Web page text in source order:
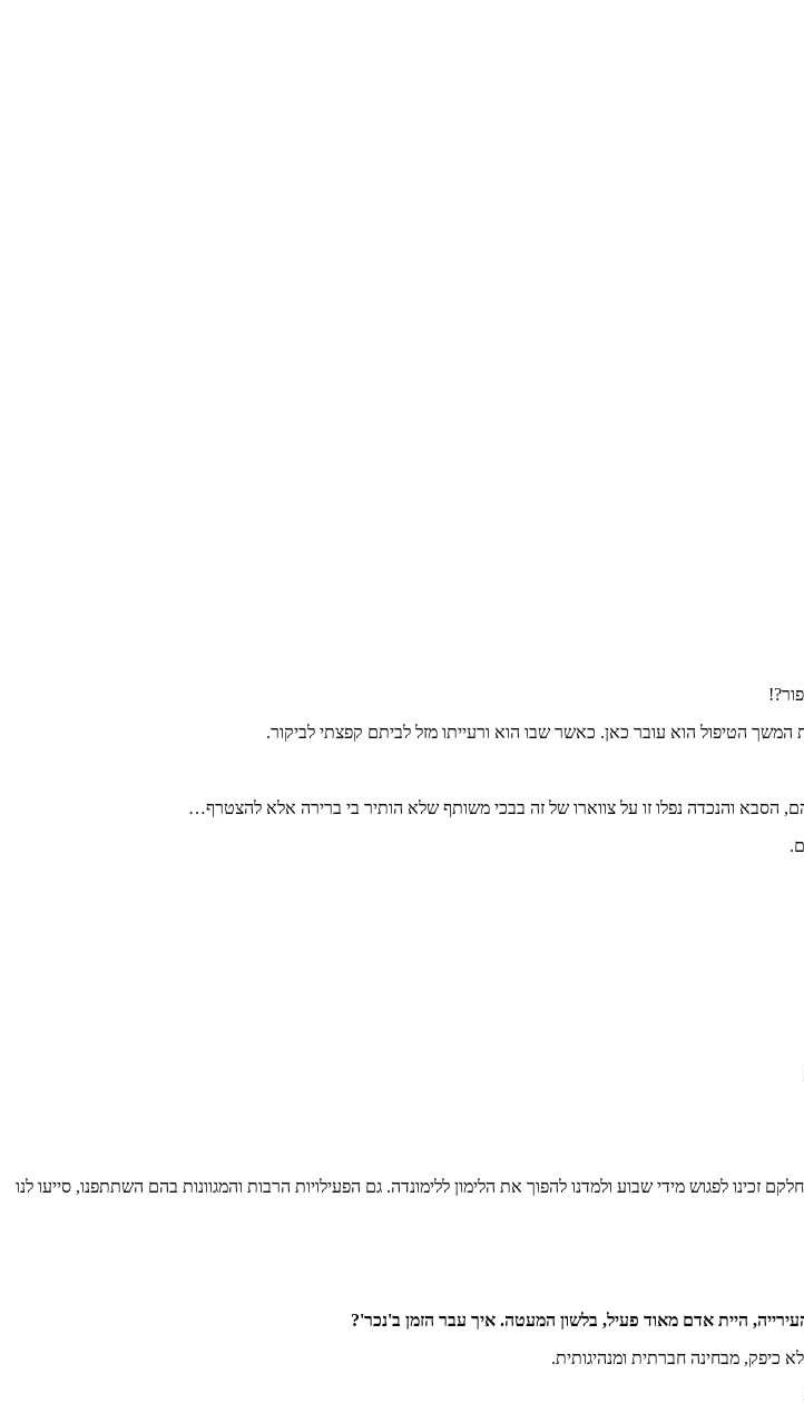
הטיפול הוא עובר כאן. כאשר שבו הוא ורעייתו מזל לביתם קפצתי לביקור.
הסבא והנכדה נפלו זו על צווארו של זה בבכי משותף שלא הותיר בי ברירה אלא להצטרף…
לפגוש מידי שבוע ולמדנו להפוך את הלימון ללימונדה. גם הפעילויות הרבות והמגוונות בהם השתתפנו, סייעו לנו
, היית אדם מאוד פעיל, בלשון המעטה. איך עבר הזמן ב'נכר'?
כיפק, מבחינה חברתית ומנהיגותית.